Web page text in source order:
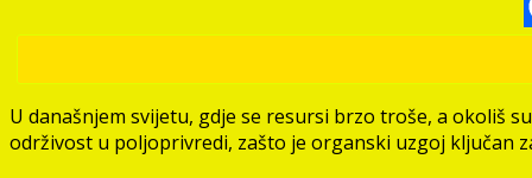
U današnjem svijetu, gdje se resursi brzo troše, a okoliš
održivost u poljoprivredi, zašto je organski uzgoj ključan